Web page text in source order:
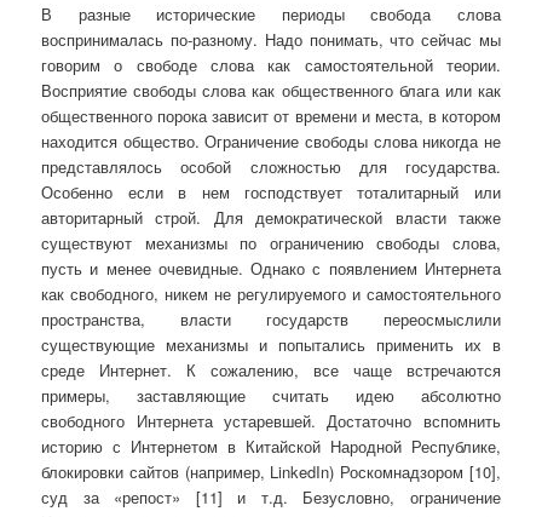
В разные исторические периоды свобода слова
воспринималась по-разному. Надо понимать, что сейчас мы
говорим о свободе слова как самостоятельной теории.
Восприятие свободы слова как общественного блага или как
общественного порока зависит от времени и места, в котором
находится общество. Ограничение свободы слова никогда не
представлялось особой сложностью для государства.
Особенно если в нем господствует тоталитарный или
авторитарный строй. Для демократической власти также
существуют механизмы по ограничению свободы слова,
пусть и менее очевидные. Однако с появлением Интернета
как свободного, никем не регулируемого и самостоятельного
пространства, власти государств переосмыслили
существующие механизмы и попытались применить их в
среде Интернет. К сожалению, все чаще встречаются
примеры, заставляющие считать идею абсолютно
свободного Интернета устаревшей. Достаточно вспомнить
историю с Интернетом в Китайской Народной Республике,
блокировки сайтов (например, LinkedIn) Роскомнадзором [10],
суд за «репост» [11] и т.д. Безусловно, ограничение